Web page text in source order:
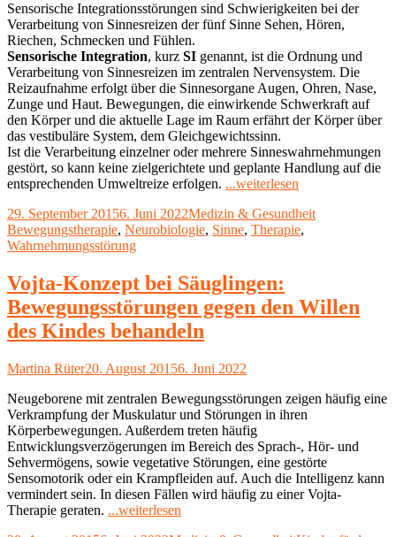
Sensorische Integrationsstörungen sind Schwierigkeiten bei der
Verarbeitung von Sinnesreizen der fünf Sinne Sehen, Hören,
Riechen, Schmecken und Fühlen.
Sensorische Integration, kurz SI genannt, ist die Ordnung und
Verarbeitung von Sinnesreizen im zentralen Nervensystem. Die
Reizaufnahme erfolgt über die Sinnesorgane Augen, Ohren, Nase,
Zunge und Haut. Bewegungen, die einwirkende Schwerkraft auf
den Körper und die aktuelle Lage im Raum erfährt der Körper über
das vestibuläre System, dem Gleichgewichtssinn.
Ist die Verarbeitung einzelner oder mehrere Sinneswahrnehmungen
gestört, so kann keine zielgerichtete und geplante Handlung auf die
entsprechenden Umweltreize erfolgen. ...weiterlesen
nach
Jean
Veröffentlicht
am
29. September 20156. Juni 2022Kategorien
Medizin & GesundheitSchlagwörter
Bewegungstherapie, Neurobiologie, Sinne, Therapie,
Wahrnehmungsstörung
Vojta-Konzept bei Säuglingen:
Bewegungsstörungen gegen den Willen
des Kindes behandeln
Autor
Martina RüterVeröffentlicht
20. August 20156. Juni 2022
Neugeborene mit zentralen Bewegungsstörungen zeigen häufig eine
Verkrampfung der Muskulatur und Störungen in ihren
Körperbewegungen. Außerdem treten häufig
Entwicklungsverzögerungen im Bereich des Sprach-, Hör- und
Sehvermögens, sowie vegetative Störungen, eine gestörte
Sensomotorik oder ein Krampfleiden auf. Auch die Intelligenz kann
vermindert sein. In diesen Fällen wird häufig zu einer Vojta-
Therapie geraten. ...weiterlesen